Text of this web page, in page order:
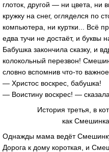
глоток, другой — ни цвета, ни
кружку на снег, огляделся по
компьютера, ни куртки... Всё
едва тучи не достаёт, и буквы
Бабушка закончила сказку, и
колокольный перезвон!
словно вспомнив что-то
— Христос воскрес, бабушка!
— Воистину воскрес! —
История третья, в
как
Однажды мама ведёт Смешинку
Дорога к дому короткая, и